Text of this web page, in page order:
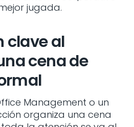
jugada.
clave al
cena de
Management o un
organiza una cena